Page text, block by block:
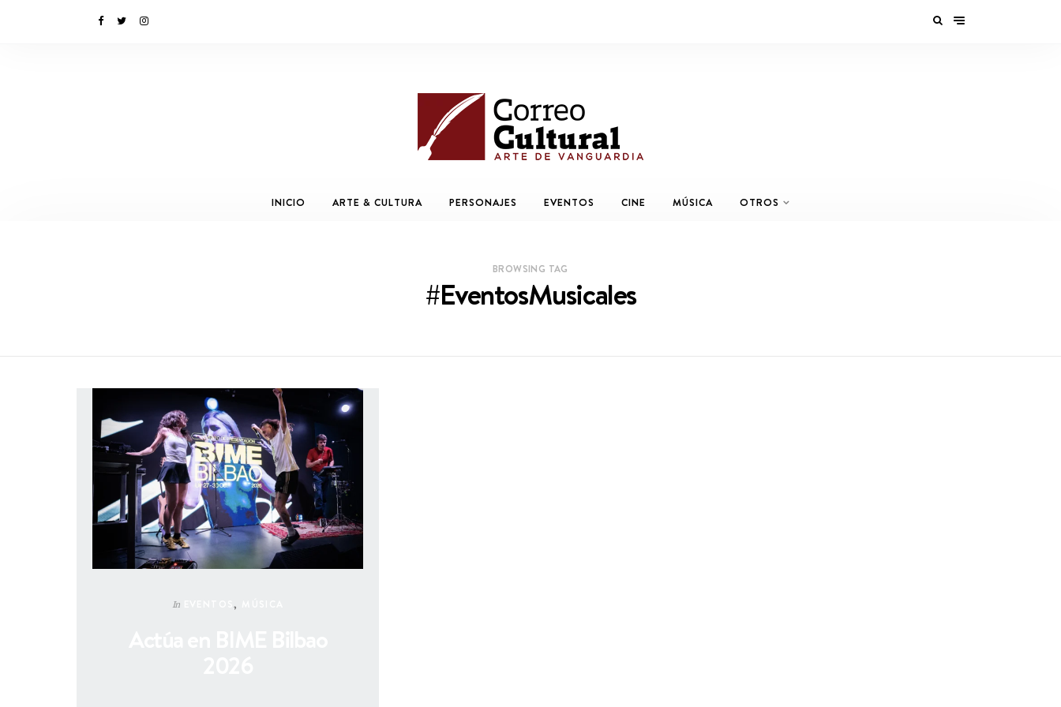
INICIO ARTE & CULTURA PERSONAJES EVENTOS CINE MÚSICA OTROS
BROWSING TAG
#EventosMusicales
In EVENTOS,